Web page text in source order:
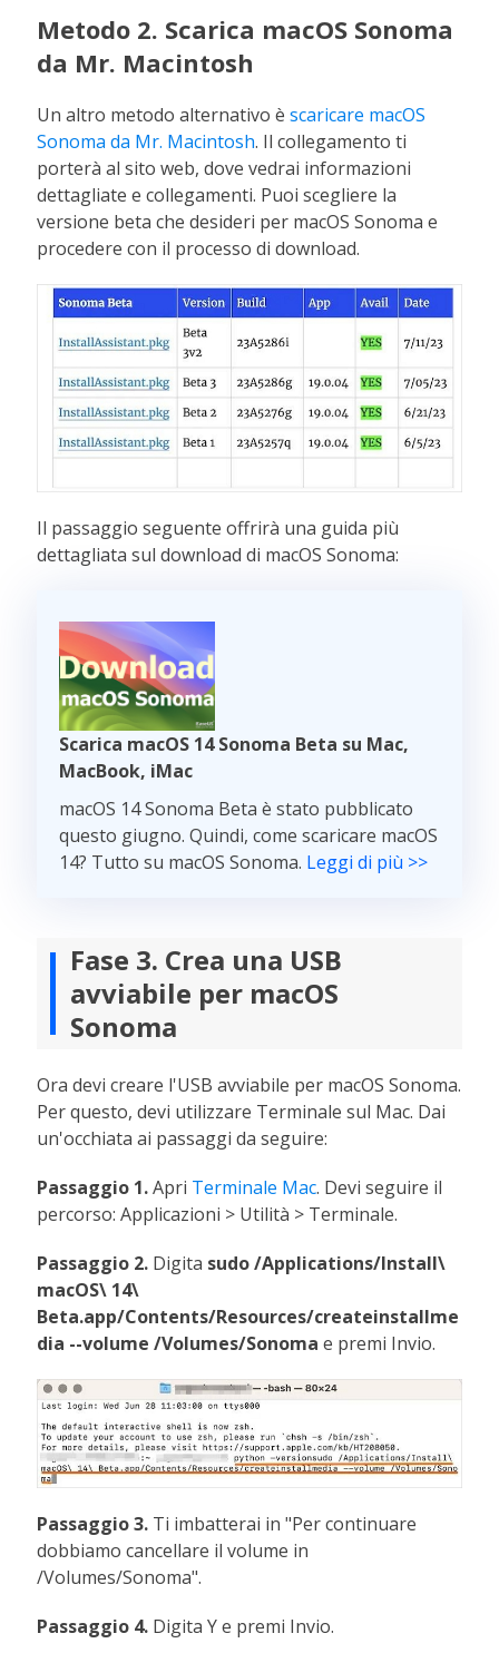
Metodo 2. Scarica macOS Sonoma
da Mr. Macintosh
Un altro metodo alternativo èscaricare macOS
Sonoma da Mr. Macintosh. Il collegamento ti
porterà al sito web, dove vedrai informazioni
dettagliate e collegamenti. Puoi scegliere la
versione beta che desideri per macOS Sonoma e
procedere con il processo di download.
Il passaggio seguente offrirà una guida più
dettagliata sul download di macOS Sonoma:
Scarica macOS 14 Sonoma Beta su Mac,
MacBook, iMac
macOS 14 Sonoma Beta è stato pubblicato
questo giugno. Quindi, come scaricare macOS
14? Tutto su macOS Sonoma. Leggi di più >>
Fase 3. Crea una USB
avviabile per macOS
Sonoma
Ora devi creare l'USB avviabile per macOS Sonoma.
Per questo, devi utilizzare Terminale sul Mac. Dai
un'occhiata ai passaggi da seguire:
Passaggio 1.Apri Terminale Mac. Devi seguire il
percorso: Applicazioni > Utilità > Terminale.
Passaggio 2. Digita sudo /Applications/Install\
macOS\ 14\
Beta.app/Contents/Resources/createinstallme
dia --volume /Volumes/Sonoma e premi Invio.
Passaggio 3. Ti imbatterai in "Per continuare
dobbiamo cancellare il volume in
/Volumes/Sonoma".
Passaggio 4. Digita Y e premi Invio.